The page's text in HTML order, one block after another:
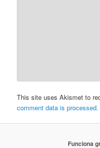
This site uses Akismet to
comment data is processed.
Funciona